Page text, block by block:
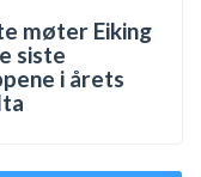
møter Eiking
siste
i årets